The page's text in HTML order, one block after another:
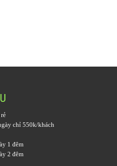
chỉ 550k/khách
1 đêm
2 đêm